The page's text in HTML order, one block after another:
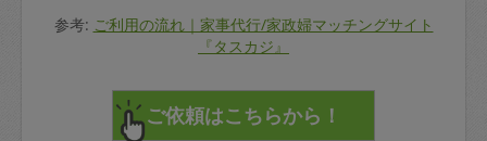
参考: ご利用の流れ｜家事代行/家政婦マッチングサイト
『タスカジ』